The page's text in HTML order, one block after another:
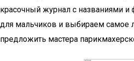
красочный журнал с названиями
для мальчиков и выбираем самое
предложить мастера